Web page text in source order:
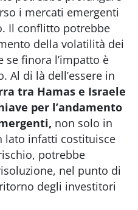
i mercati emergenti
Il conflitto potrebbe
della volatilità dei
se finora l’impatto è
Al di là dell’essere in
tra Hamas e Israele
per l’andamento
non solo in
lato infatti costituisce
potrebbe
nel punto di
degli investitori